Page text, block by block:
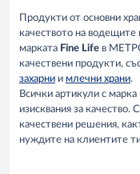
Продукти от основни
качеството на
марката Fine Life в
качествени продукти,
захарни и млечни храни.
Всички артикули с марка
изисквания за качество.
качествени решения,
нуждите на клиентите